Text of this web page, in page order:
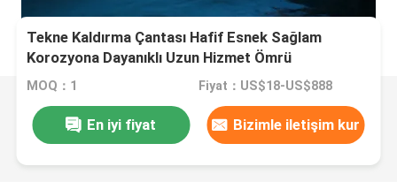
Tekne Kaldırma Çantası Hafif Esnek Sağlam
Korozyona Dayanıklı Uzun Hizmet Ömrü
MOQ：1 Fiyat：US$18-US$888
En iyi fiyat Bizimle iletişim kur